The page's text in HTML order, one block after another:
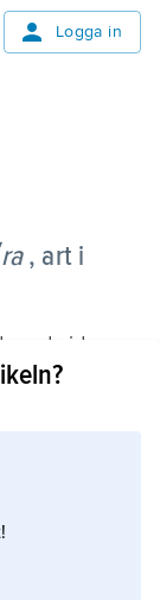
Logga in
, art i
vid,
alm.